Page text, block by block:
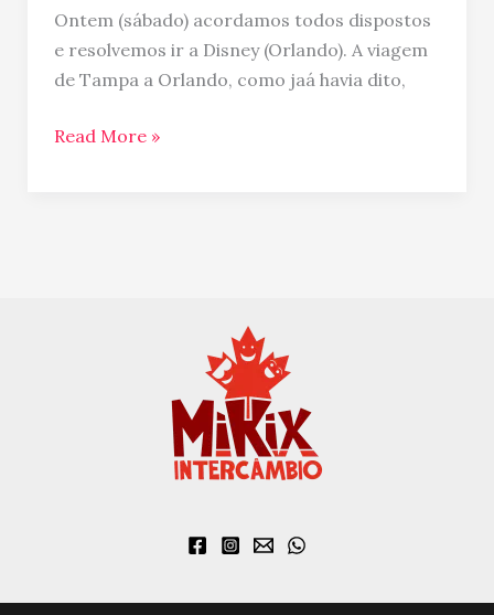
Ontem (sábado) acordamos todos dispostos
e resolvemos ir a Disney (Orlando). A viagem
de Tampa a Orlando, como jaá havia dito,
Read More »